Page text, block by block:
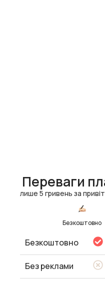
Переваги
лише 5 гривень за
Безкоштовно
Безкоштовно
Без реклами